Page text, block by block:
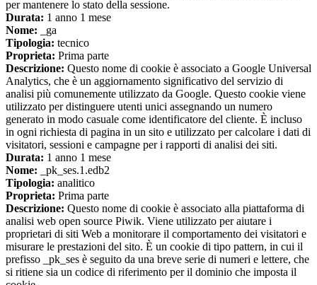
per mantenere lo stato della sessione.
Durata: 1 anno 1 mese
Nome: _ga
Tipologia: tecnico
Proprieta: Prima parte
Descrizione: Questo nome di cookie è associato a Google Universal
Analytics, che è un aggiornamento significativo del servizio di
analisi più comunemente utilizzato da Google. Questo cookie viene
utilizzato per distinguere utenti unici assegnando un numero
generato in modo casuale come identificatore del cliente. È incluso
in ogni richiesta di pagina in un sito e utilizzato per calcolare i dati di
visitatori, sessioni e campagne per i rapporti di analisi dei siti.
Durata: 1 anno 1 mese
Nome: _pk_ses.1.edb2
Tipologia: analitico
Proprieta: Prima parte
Descrizione: Questo nome di cookie è associato alla piattaforma di
analisi web open source Piwik. Viene utilizzato per aiutare i
proprietari di siti Web a monitorare il comportamento dei visitatori e
misurare le prestazioni del sito. È un cookie di tipo pattern, in cui il
prefisso _pk_ses è seguito da una breve serie di numeri e lettere, che
si ritiene sia un codice di riferimento per il dominio che imposta il